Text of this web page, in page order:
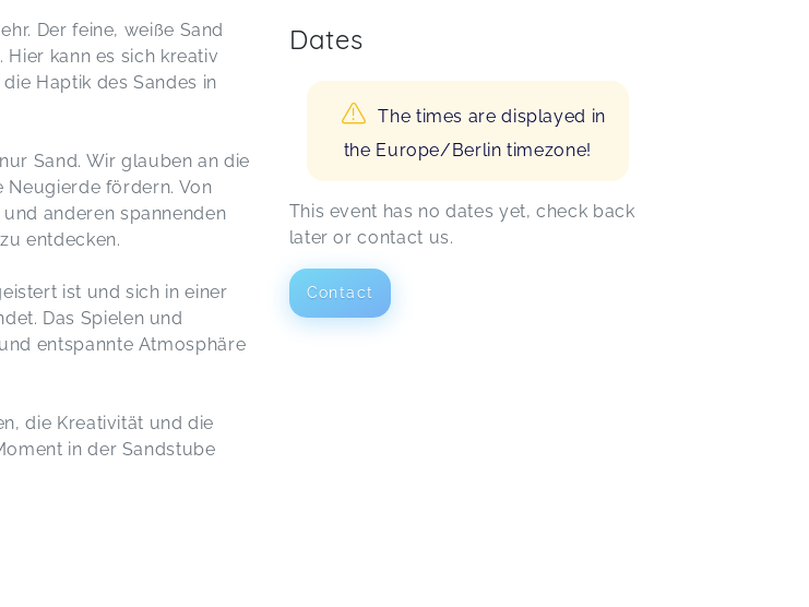
Der feine, weiße Sand
Hier kann es sich kreativ
Haptik des Sandes in
Sand. Wir glauben an die
Neugierde fördern. Von
anderen spannenden
entdecken.
ist und sich in einer
Das Spielen und
entspannte Atmosphäre
die Kreativität und die
in der Sandstube
Dates
The times are displayed in
the Europe/Berlin timezone!
This event has no dates yet, check back
later or contact us.
Contact